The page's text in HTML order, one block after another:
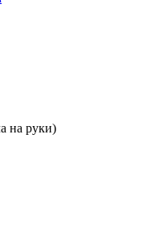
на руки)